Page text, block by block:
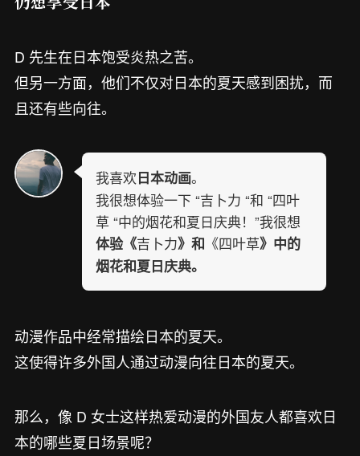
D 先生在日本饱受炎热之苦。
但另一方面，他们不仅对日本的夏天感到困扰，而
且还有些向往。
我喜欢日本动画。
我很想体验一下 “吉卜力 “和 “四叶
草 “中的烟花和夏日庆典！”我很想
体验《吉卜力》和 《四叶草》中的
烟花和夏日庆典。
动漫作品中经常描绘日本的夏天。
这使得许多外国人通过动漫向往日本的夏天。
那么，像 D 女士这样热爱动漫的外国友人都喜欢日
本的哪些夏日场景呢？